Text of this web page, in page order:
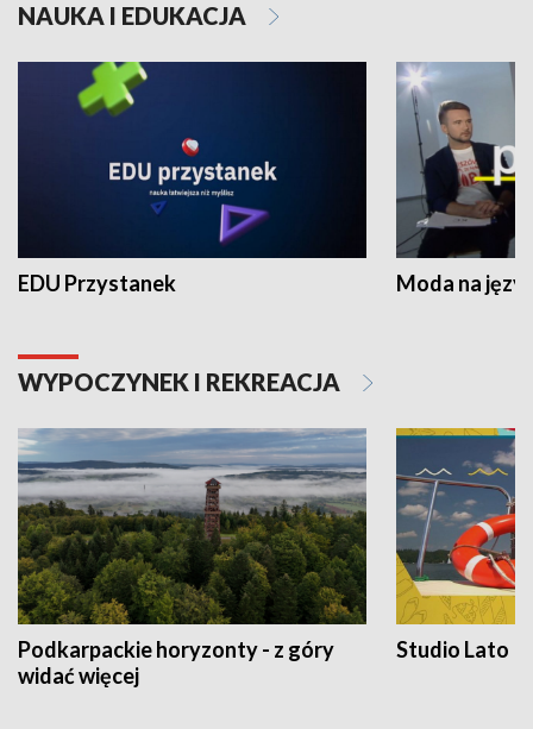
NAUKA I EDUKACJA
EDU Przystanek Moda na
WYPOCZYNEK I REKREACJA
Podkarpackie horyzonty - z góry
widać więcej
Studio Lato